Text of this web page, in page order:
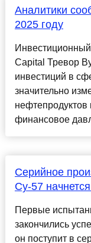
Аналитики
2025 году
Capital Тревор
инвестиций в
значительно
нефтепродуктов
финансовое
Серийное
Су-57
Первые
закончились
он поступит в